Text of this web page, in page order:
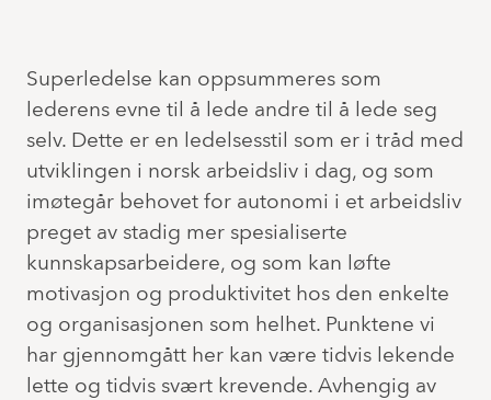
Superledelse kan oppsummeres som
lederens evne til å lede andre til å lede seg
selv. Dette er en ledelsesstil som er i tråd med
utviklingen i norsk arbeidsliv i dag, og som
imøtegår behovet for autonomi i et arbeidsliv
preget av stadig mer spesialiserte
kunnskapsarbeidere, og som kan løfte
motivasjon og produktivitet hos den enkelte
og organisasjonen som helhet. Punktene vi
har gjennomgått her kan være tidvis lekende
lette og tidvis svært krevende. Avhengig av